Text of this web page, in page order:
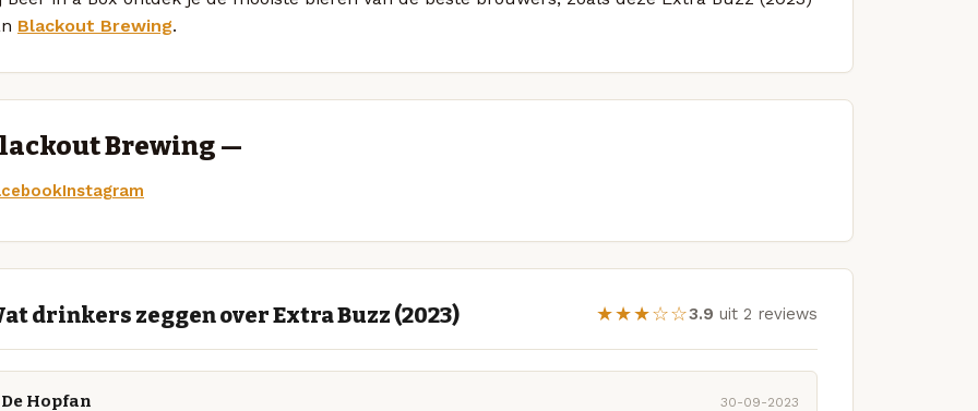
Blackout Brewing.
Brewing —
Instagram
drinkers zeggen over Extra Buzz (2023) ★★★☆☆3.9 uit 2 reviews
De Hopfan 30-09-2023